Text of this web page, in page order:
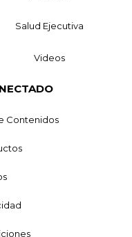
Salud Ejecutiva
Videos
Contenidos